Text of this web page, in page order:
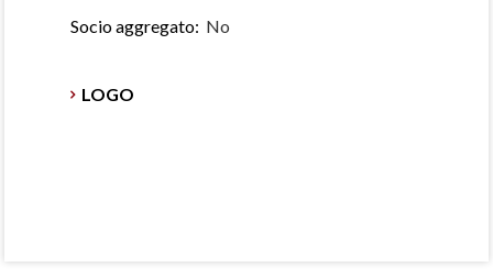
Socio aggregato: No
LOGO